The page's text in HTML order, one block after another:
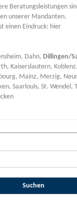
Beratungsleistungen
unserer Mandanten.
einen Eindruck: hier
Dahn, Dillingen/
Kaiserslautern,
Mainz, Merzig,
Saarlouis, St. Wendel,
Suchen